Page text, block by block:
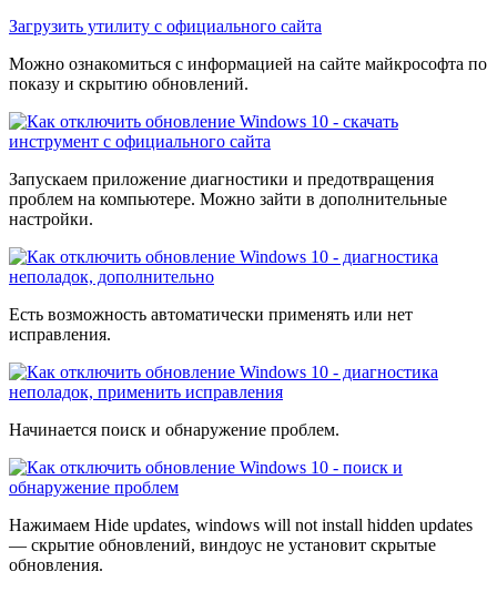
Загрузить утилиту с официального сайта
Можно ознакомиться с информацией на сайте майкрософта по
показу и скрытию обновлений.
Запускаем приложение диагностики и предотвращения
проблем на компьютере. Можно зайти в дополнительные
настройки.
Есть возможность автоматически применять или нет
исправления.
Начинается поиск и обнаружение проблем.
Нажимаем Hide updates, windows will not install hidden updates
— скрытие обновлений, виндоус не установит скрытые
обновления.